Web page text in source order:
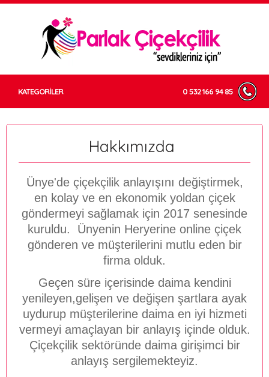
KATEGORİLER 0 532 166 94 85
Hakkımızda
Ünye'de çiçekçilik anlayışını değiştirmek,
en kolay ve en ekonomik yoldan çiçek
göndermeyi sağlamak için 2017 senesinde
kuruldu. Ünyenin Heryerine online çiçek
gönderen ve müşterilerini mutlu eden bir
firma olduk.
Geçen süre içerisinde daima kendini
yenileyen,gelişen ve değişen şartlara ayak
uydurup müşterilerine daima en iyi hizmeti
vermeyi amaçlayan bir anlayış içinde olduk.
Çiçekçilik sektöründe daima girişimci bir
anlayış sergilemekteyiz.